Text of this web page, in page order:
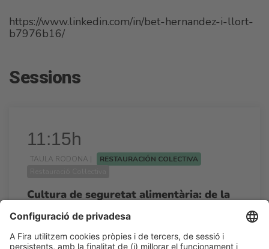
https://www.linkedin.com/in/bet-hernandez-i-llort-
b7976b16/
Sessions
11:15h
TAULA RODONA |
RESTAURACIÓN COLECTIVA
Cultura de seguretat alimentària: de la
norma a l’excel·lència operativa